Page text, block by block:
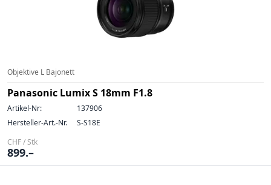
Objektive L Bajonett
Panasonic Lumix S 18mm F1.8
Artikel-Nr:
137906
Hersteller-Art.-Nr.
S-S18E
CHF / Stk
899.–